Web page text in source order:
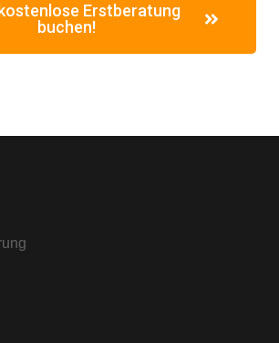
Erstberatung
buchen!